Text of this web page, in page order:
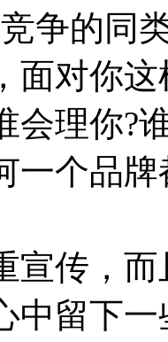
争的同
面对你
会理你?
个品牌
传，而
中留下